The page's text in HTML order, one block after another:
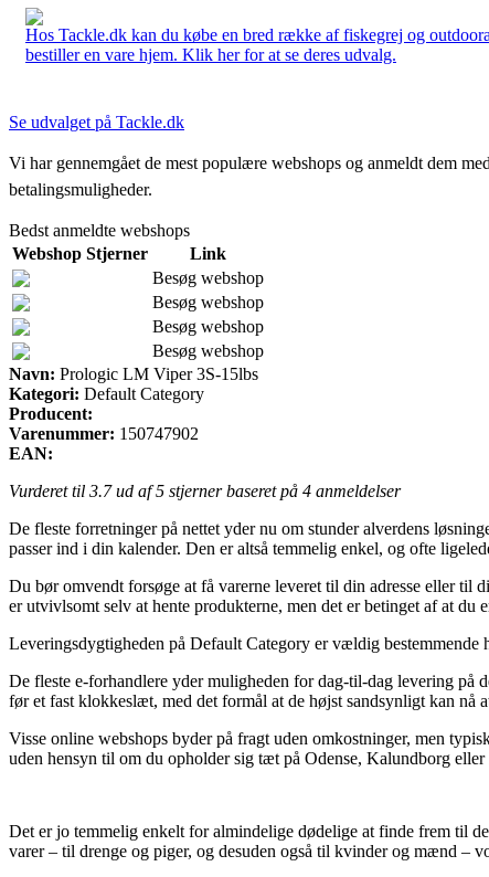
Hos Tackle.dk kan du købe en bred række af fiskegrej og
bestiller en vare hjem. Klik her for at se deres udvalg.
Se udvalget på Tackle.dk
Vi har gennemgået de mest populære webshops og anmeldt dem
betalingsmuligheder.
Bedst anmeldte webshops
Webshop Stjerner
Link
Besøg webshop
Besøg webshop
Besøg webshop
Besøg webshop
Navn: Prologic LM Viper 3S-15lbs
Kategori: Default Category
Producent:
Varenummer: 150747902
EAN:
Vurderet til 3.7ud af 5 stjerner baseret på 4 anmeldelser
De fleste forretninger på nettet yder nu om stunder alverdens
passer ind i din kalender. Den er altså temmelig enkel, og ofte
Du bør omvendt forsøge at få varerne leveret til din adresse eller
er utvivlsomt selv at hente produkterne, men det er betinget af at du
Leveringsdygtigheden på Default Category er vældig
De fleste e-forhandlere yder muligheden for dag-til-dag levering på
før et fast klokkeslæt, med det formål at de højst sandsynligt kan
Visse online webshops byder på fragt uden omkostninger, men
uden hensyn til om du opholder sig tæt på Odense, Kalundborg
Det er jo temmelig enkelt for almindelige dødelige at finde frem til
varer – til drenge og piger, og desuden også til kvinder og mænd –